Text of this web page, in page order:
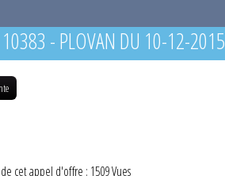
- PLOVAN DU 10-12-2015
cet appel d'offre : 1509 Vues